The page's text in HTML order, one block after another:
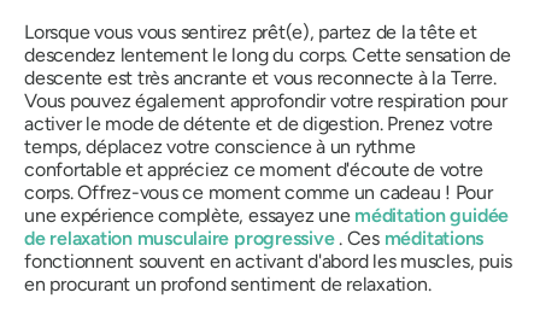
Lorsque vous vous sentirez prêt(e), partez de la tête et
descendez lentement le long du corps. Cette sensation de
descente est très ancrante et vous reconnecte à la Terre.
Vous pouvez également approfondir votre respiration pour
activer le mode de détente et de digestion. Prenez votre
temps, déplacez votre conscience à un rythme
confortable et appréciez ce moment d'écoute de votre
corps. Offrez-vous ce moment comme un cadeau ! Pour
une expérience complète, essayez une méditation guidée
de relaxation musculaire progressive. Ces méditations
fonctionnent souvent en activant d'abord les muscles, puis
en procurant un profond sentiment de relaxation.